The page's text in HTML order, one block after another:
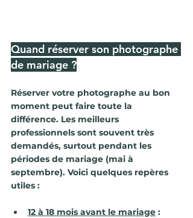
Quand réserver son photographe
de mariage ?
Réserver votre photographe au bon
moment peut faire toute la
différence. Les meilleurs
professionnels sont souvent très
demandés, surtout pendant les
périodes de mariage (mai à
septembre). Voici quelques repères
utiles :
12 à 18 mois avant le mariage :